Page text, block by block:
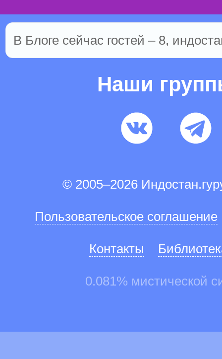
В Блоге сейчас гостей – 8,
Наши
© 2005–2026
Пользовательское соглашение
Контакты
0.081% мистической